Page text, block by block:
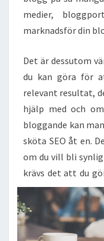
medier,
marknadsför din
Det är dessutom
du kan göra för
relevant resultat,
hjälp med och
bloggande kan
sköta SEO åt en.
om du vill bli
krävs det att du